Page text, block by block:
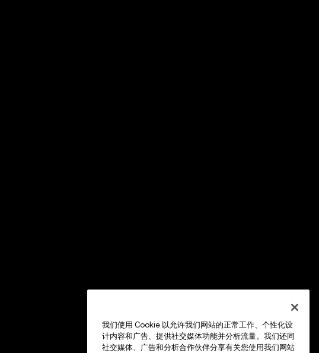
我们使用 Cookie 以允许我们网站的正常工作、个性化设
计内容和广告、提供社交媒体功能并分析流量。我们还同
社交媒体、广告和分析合作伙伴分享有关您使用我们网站